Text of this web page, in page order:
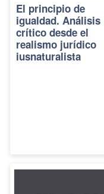
El principio de
igualdad. Análisis
crítico desde el
realismo jurídico
iusnaturalista